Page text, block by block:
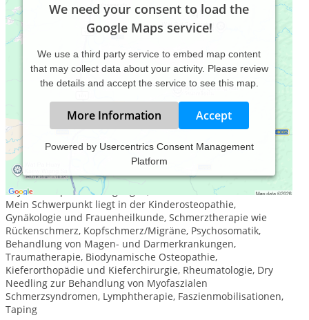
We need your consent to load the
Google Maps service!
We use a third party service to embed map content
that may collect data about your activity. Please review
the details and accept the service to see this map.
More Information Accept
Powered by Usercentrics Consent Management
Platform
In meiner Heilpraxis für Osteopathie im Zentrum von Aachen
arbeite ich als Heilpraktikerin für Osteopathie und
Physiotherapie mit Säuglingen, Kindern und Erwachsenen.
Mein Schwerpunkt liegt in der Kinderosteopathie,
Gynäkologie und Frauenheilkunde, Schmerztherapie wie
Rückenschmerz, Kopfschmerz/Migräne, Psychosomatik,
Behandlung von Magen- und Darmerkrankungen,
Traumatherapie, Biodynamische Osteopathie,
Kieferorthopädie und Kieferchirurgie, Rheumatologie, Dry
Needling zur Behandlung von Myofaszialen
Schmerzsyndromen, Lymphtherapie, Faszienmobilisationen,
Taping